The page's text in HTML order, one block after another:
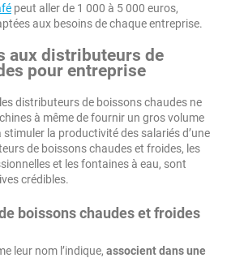
peut aller de 1 000 à 5 000 euros,
aux besoins de chaque entreprise.
aux distributeurs de
pour entreprise
distributeurs de boissons chaudes ne
à même de fournir un gros volume
la productivité des salariés d’une
de boissons chaudes et froides, les
et les fontaines à eau, sont
crédibles.
boissons chaudes et froides
leur nom l’indique, associent dans une